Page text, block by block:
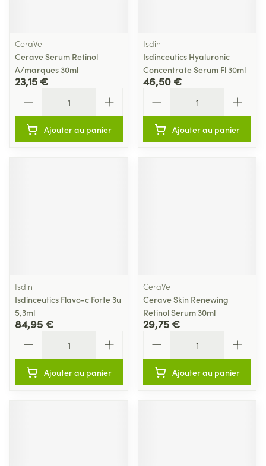
CeraVe
Cerave Serum Retinol
A/marques 30ml
23,15 €
Ajouter au panier
Isdin
Isdinceutics Hyaluronic
Concentrate Serum Fl 30ml
46,50 €
Ajouter au panier
Isdin
Isdinceutics Flavo-c Forte 3u
5,3ml
84,95 €
Ajouter au panier
CeraVe
Cerave Skin Renewing
Retinol Serum 30ml
29,75 €
Ajouter au panier